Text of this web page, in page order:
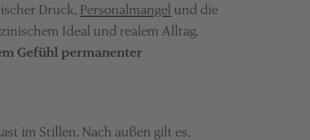
Druck, Personalmangel und die
Ideal und realem Alltag.
Gefühl permanenter
im Stillen. Nach außen gilt es,